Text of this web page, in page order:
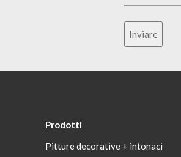
Inviare
Prodotti
Pitture decorative + intonaci